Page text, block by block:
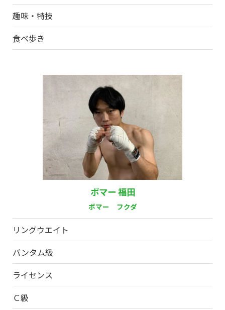
趣味・特技
食べ歩き
ボマー 福田
ボマー フクダ
リングウエイト
バンタム級
ライセンス
Ｃ級